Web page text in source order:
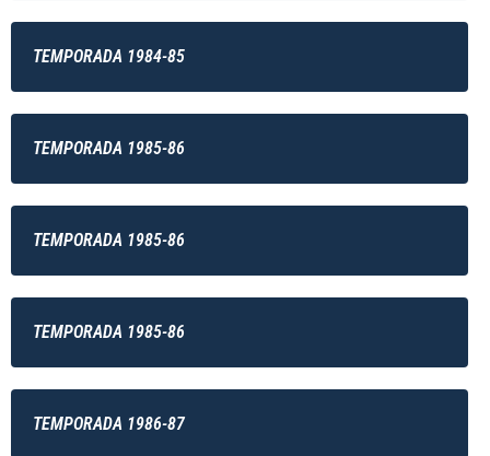
TEMPORADA 1984-85
TEMPORADA 1985-86
TEMPORADA 1985-86
TEMPORADA 1985-86
TEMPORADA 1986-87